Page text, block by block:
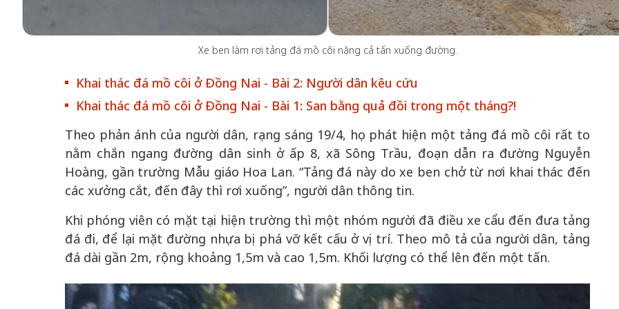
Xe ben làm rơi tảng đá mồ côi nặng cả tấn xuống đường.
Khai thác đá mồ côi ở Đồng Nai - Bài 2: Người dân kêu cứu
Khai thác đá mồ côi ở Đồng Nai - Bài 1: San bằng quả đồi trong một tháng?!
Theo phản ánh của người dân, rạng sáng 19/4, họ phát hiện một tảng đá mồ côi rất to
nằm chắn ngang đường dân sinh ở ấp 8, xã Sông Trầu, đoạn dẫn ra đường Nguyễn
Hoàng, gần trường Mẫu giáo Hoa Lan. “Tảng đá này do xe ben chở từ nơi khai thác đến
các xưởng cắt, đến đây thì rơi xuống”, người dân thông tin.
Khi phóng viên có mặt tại hiện trường thì một nhóm người đã điều xe cẩu đến đưa tảng
đá đi, để lại mặt đường nhựa bị phá vỡ kết cấu ở vị trí. Theo mô tả của người dân, tảng
đá dài gần 2m, rộng khoảng 1,5m và cao 1,5m. Khối lượng có thể lên đến một tấn.
Hà Nội vững bước vào
không gian phát triển
mới - Kỳ 5: Thủ đô qua
lăng kính số hóa
50 năm Việt Nam gia
nhập UNESCO: Khơi
nguồn nội lực văn hóa,
định hình vị thế kiến
tạo | Kỳ 4: Sáng kiến
làm nên diện mạo mới
50 năm Việt Nam gia
nhập UNESCO: Khơi
nguồn nội lực văn hóa,
định hình vị thế kiến
tạo | Kỳ 3: Hội nhập
quốc tế bằng bản lĩnh
Việt Nam
định hình vị
tạo | Kỳ 1:
hòa bình thể